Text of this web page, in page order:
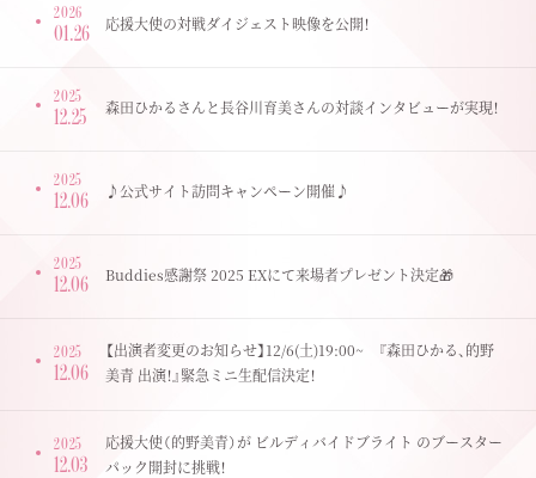
2026
01.26 応援大使の対戦ダイジェスト映像を公開！
2025
12.25 森田ひかるさんと長谷川育美さんの対談インタビューが実現！
2025
12.06 ♪公式サイト訪問キャンペーン開催♪
2025
12.06 Buddies感謝祭 2025 EXにて来場者プレゼント決定🎁
2025
12.06
【出演者変更のお知らせ】12/6(土)19:00~ 『森田ひかる、的野
美青 出演！』緊急ミニ生配信決定！
2025
12.03
応援大使（的野美青）が ビルディバイドブライト のブースター
パック開封に挑戦！